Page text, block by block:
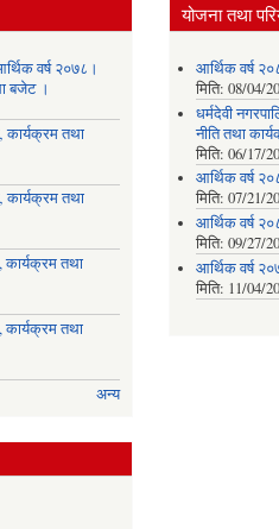
वर्ष २०७८।
बजेट ।
कार्यक्रम तथा
कार्यक्रम तथा
कार्यक्रम तथा
कार्यक्रम तथा
अन्य
योजना तथा
आर्थिक वर्ष
मिति:08/04/
धर्मदेवी
नीति तथा
मिति:06/17/
आर्थिक वर्ष
मिति:07/21/
आर्थिक वर्ष
मिति:09/27/
आर्थिक वर्ष
मिति: 11/04/